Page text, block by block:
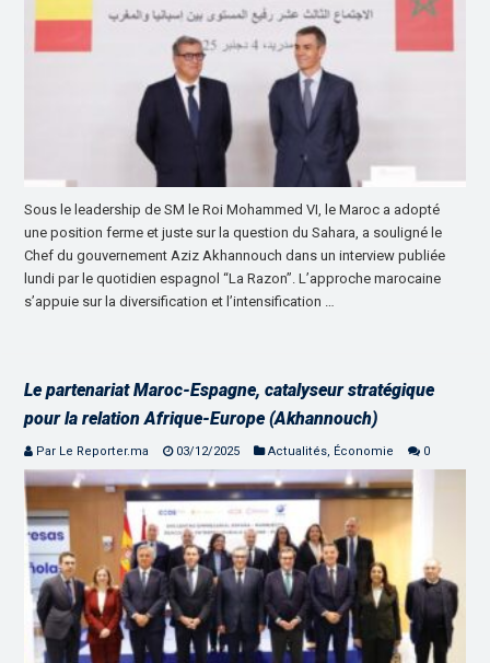
Sous le leadership de SM le Roi Mohammed VI, le Maroc a adopté
une position ferme et juste sur la question du Sahara, a souligné le
Chef du gouvernement Aziz Akhannouch dans un interview publiée
lundi par le quotidien espagnol “La Razon”. L’approche marocaine
s’appuie sur la diversification et l’intensification …
Le partenariat Maroc-Espagne, catalyseur stratégique
pour la relation Afrique-Europe (Akhannouch)
Par Le Reporter.ma 03/12/2025 Actualités, Économie 0